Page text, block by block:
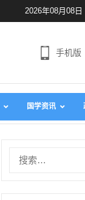
2026年08月08日
手机版
国学资讯